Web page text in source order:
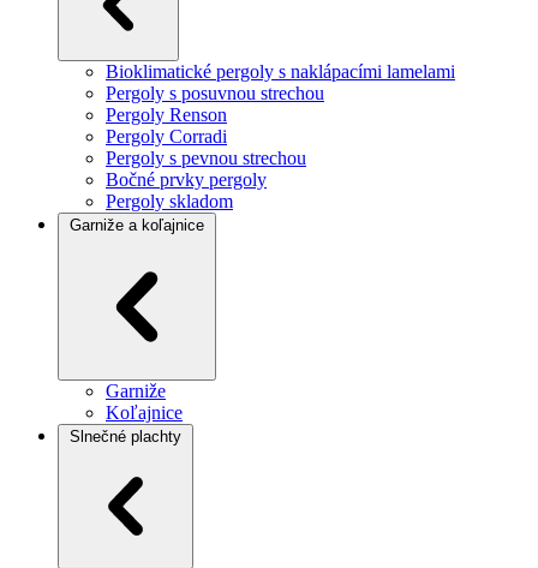
Bioklimatické pergoly s naklápacími lamelami
Pergoly s posuvnou strechou
Pergoly Renson
Pergoly Corradi
Pergoly s pevnou strechou
Bočné prvky pergoly
Pergoly skladom
Garniže a koľajnice
Garniže
Koľajnice
Slnečné plachty